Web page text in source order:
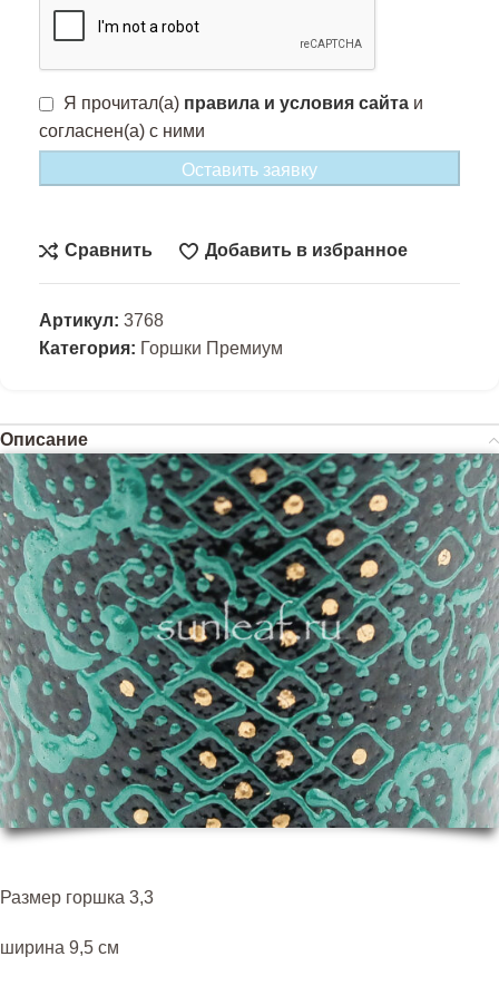
Я прочитал(а) правила и условия сайта и
согласнен(а) с ними
Оставить заявку
Сравнить Добавить в избранное
Артикул: 3768
Категория: Горшки Премиум
Описание
Размер горшка 3,3
ширина 9,5 см